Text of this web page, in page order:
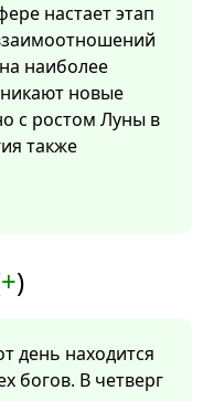
настает этап
наиболее
новые
с ростом Луны в
также
+)
день находится
богов. В четверг